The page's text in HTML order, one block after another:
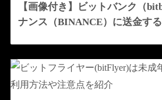
【画像付き】ビットバンク（
ナンス（BINANCE）に送金す